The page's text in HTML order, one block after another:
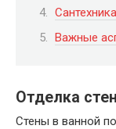
Важные
Отделка
Стены в ванной